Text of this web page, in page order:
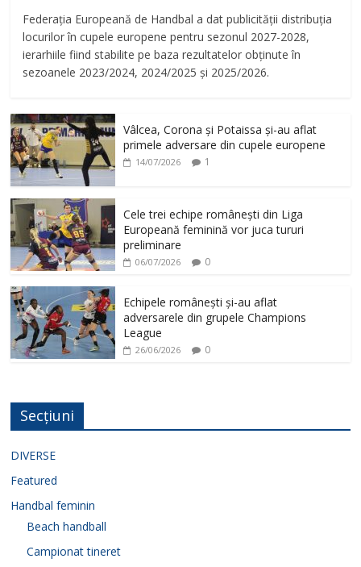
Federația Europeană de Handbal a dat publicității distribuția
locurilor în cupele europene pentru sezonul 2027-2028,
ierarhiile fiind stabilite pe baza rezultatelor obținute în
sezoanele 2023/2024, 2024/2025 și 2025/2026.
Vâlcea, Corona și Potaissa și-au aflat
primele adversare din cupele europene
14/07/2026 1
Cele trei echipe românești din Liga
Europeană feminină vor juca tururi
preliminare
06/07/2026 0
Echipele românești și-au aflat
adversarele din grupele Champions
League
26/06/2026 0
Secțiuni
DIVERSE
Featured
Handbal feminin
Beach handball
Campionat tineret